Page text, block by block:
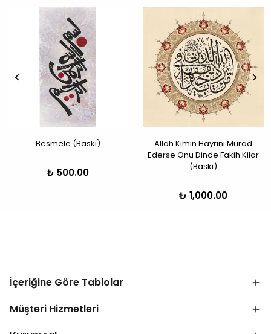
Besmele (Baskı)
₺ 500.00
Allah Kimin Hayrini Murad
Ederse Onu Dinde Fakih Kilar
(Baskı)
₺ 1,000.00
İçeriğine Göre Tablolar
Müşteri Hizmetleri